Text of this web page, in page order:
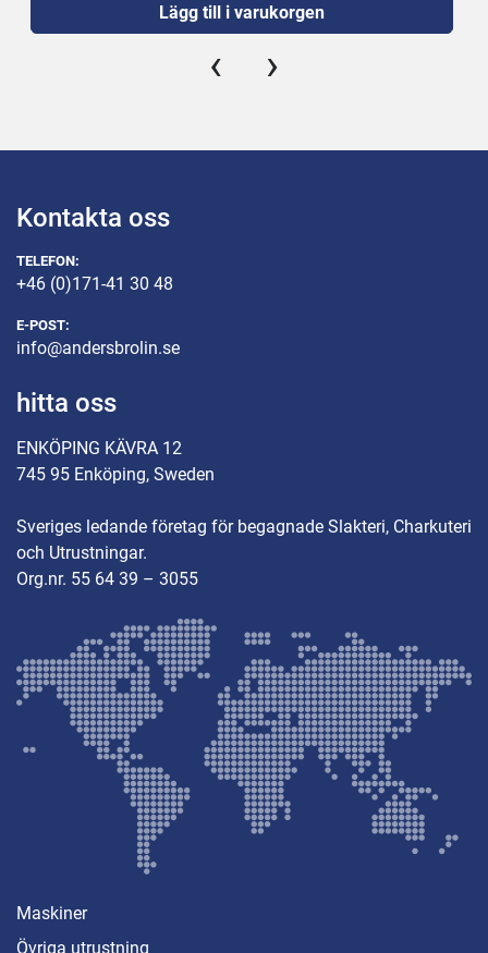
Ny 16A kontakt Lägg till i varukorgen
‹ ›
Kontakta oss
TELEFON:
+46 (0)171-41 30 48
E-POST:
info@andersbrolin.se
hitta oss
ENKÖPING KÄVRA 12
745 95 Enköping, Sweden
Sveriges ledande företag för begagnade Slakteri, Charkuteri
och Utrustningar.
Org.nr. 55 64 39 – 3055
Maskiner
Övriga utrustning